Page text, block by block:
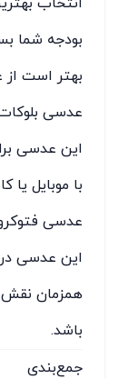
بودجه شما
بهتر است
عدسی
این عدسی
با موبایل یا
عدسی
این عدسی
همزمان نقش
باشد.
جمع‌بندی